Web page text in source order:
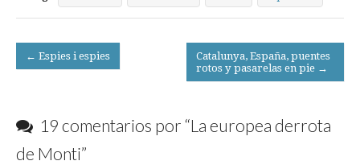
Post
navigation
← Espies i espies
Catalunya, España, puentes
rotos y pasarelas en pie →
19 comentarios por “La europea derrota
de Monti”